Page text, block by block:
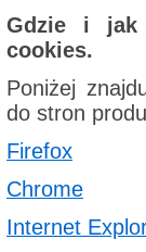
Gdzie i jak
cookies.
Poniżej
do stron
Firefox
Chrome
Internet